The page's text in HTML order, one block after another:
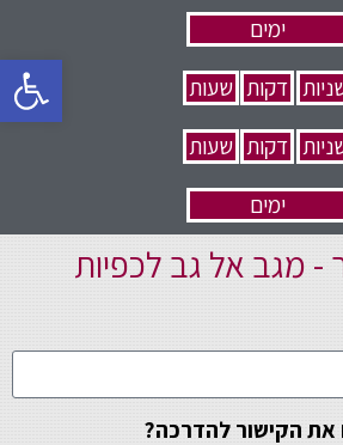
ימים
שעות דקות
שעות דקות
ימים
- מגב אל גב לכפיות
את הקישור להדרכה?
פתח